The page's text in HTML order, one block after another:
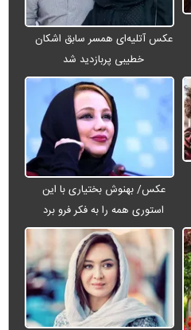
عکس آتلیه‌ای همسر سابق اشکان
خطیبی پربازدید شد
عکس/ بهنوش بختیاری با این
استوری همه را به فکر فرو برد